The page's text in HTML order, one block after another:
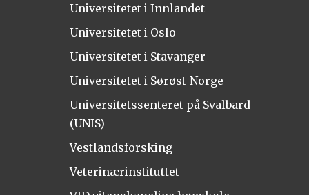
Universitetet i Innlandet
Universitetet i Oslo
Universitetet i Stavanger
Universitetet i Sørøst-Norge
Universitetssenteret på Svalbard
(UNIS)
Vestlandsforsking
Veterinærinstituttet